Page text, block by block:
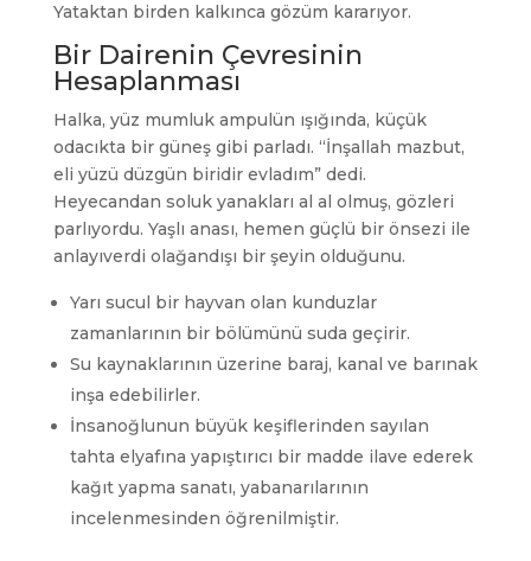
Yataktan birden kalkınca gözüm kararıyor.
Bir Dairenin Çevresinin
Hesaplanması
Halka, yüz mumluk ampulün ışığında, küçük
odacıkta bir güneş gibi parladı. “İnşallah mazbut,
eli yüzü düzgün biridir evladım” dedi.
Heyecandan soluk yanakları al al olmuş, gözleri
parlıyordu. Yaşlı anası, hemen güçlü bir önsezi ile
anlayıverdi olağandışı bir şeyin olduğunu.
Yarı sucul bir hayvan olan kunduzlar
zamanlarının bir bölümünü suda geçirir.
Su kaynaklarının üzerine baraj, kanal ve barınak
inşa edebilirler.
İnsanoğlunun büyük keşiflerinden sayılan
tahta elyafına yapıştırıcı bir madde ilave ederek
kağıt yapma sanatı, yabanarılarının
incelenmesinden öğrenilmiştir.